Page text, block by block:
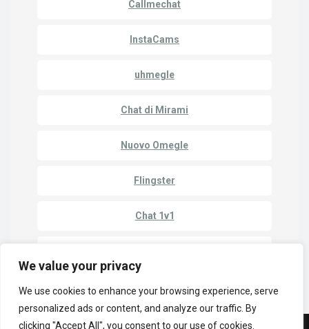
We value your privacy
We use cookies to enhance your browsing experience, serve
personalized ads or content, and analyze our traffic. By
clicking "Accept All", you consent to our use of cookies.
Callmechat
InstaCams
uhmegle
Chat di Mirami
Nuovo Omegle
Flingster
Chat 1v1